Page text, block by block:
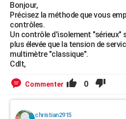
Bonjour,
Précisez la méthode que vous
contrôles.
Un contrôle d'isolement "sérieux"
plus élevée que la tension de
multimètre "classique".
Cdlt,
Commenter 0
christian2915